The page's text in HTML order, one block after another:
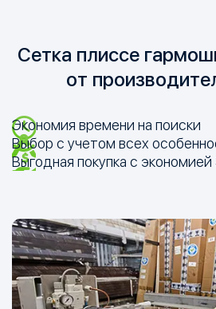
Сетка плиссе
от
Экономия времени на поиски
Выбор с учетом всех
Выгодная покупка с экономией